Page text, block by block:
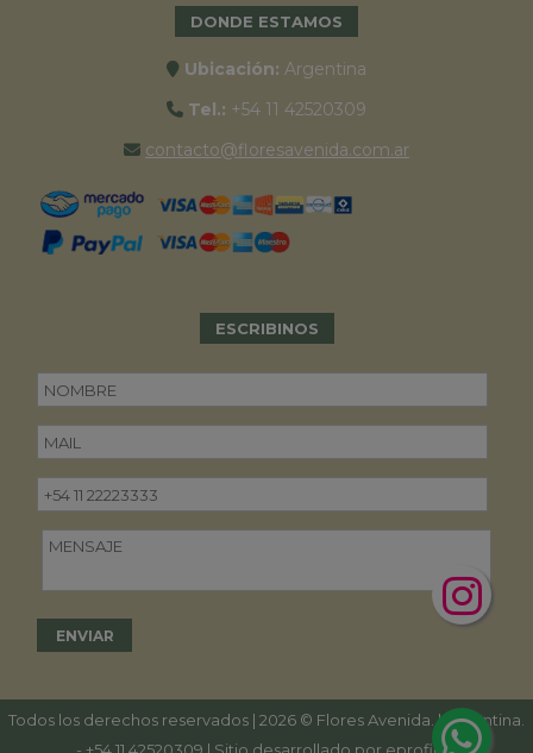
DONDE ESTAMOS
Ubicación: Argentina
Tel.: +54 11 42520309
contacto@floresavenida.com.ar
ESCRIBINOS
Todos los derechos reservados | 2026 © Flores Avenida. | Argentina.